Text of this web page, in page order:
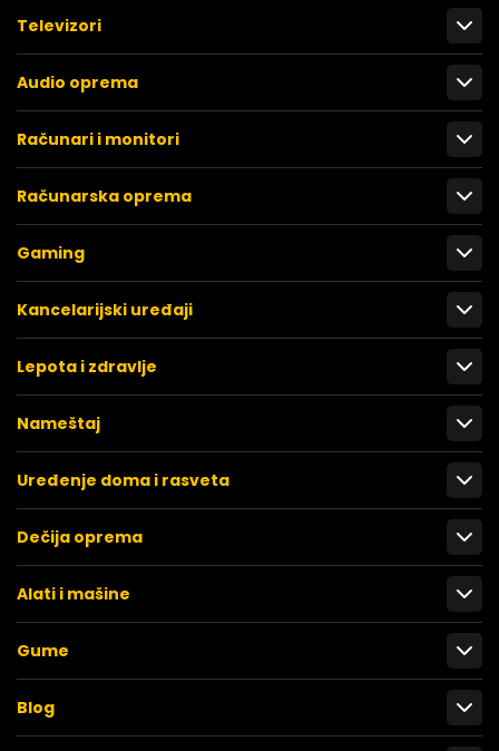
Televizori
Audio oprema
Računari i monitori
Računarska oprema
Gaming
Kancelarijski uređaji
Lepota i zdravlje
Nameštaj
Uređenje doma i rasveta
Dečija oprema
Alati i mašine
Gume
Blog